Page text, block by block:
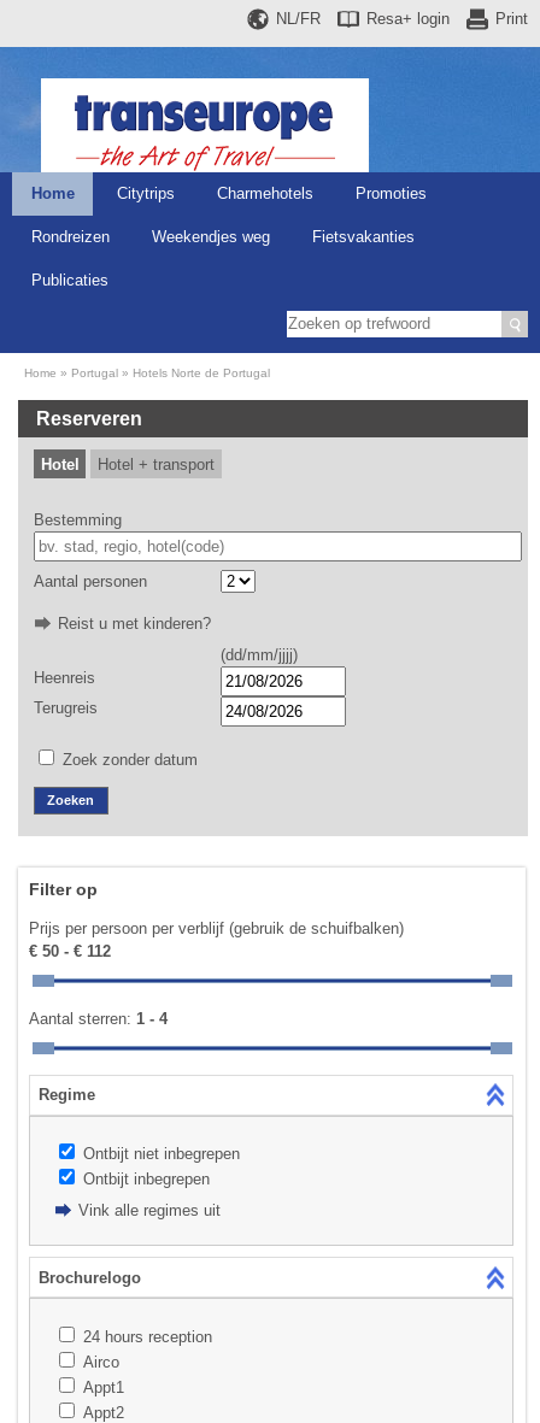
Print
Resa+ login
NL/FR
Home Citytrips Charmehotels Promoties
Rondreizen Weekendjes weg Fietsvakanties
Publicaties
Home Portugal Hotels Norte de Portugal
Reserveren
Hotel Hotel + transport
Bestemming
Aantal personen
Reist u met kinderen?
(dd/mm/jjjj)
Heenreis
Terugreis
Zoek zonder datum
Filter op
Prijs per persoon per verblijf (gebruik de schuifbalken)
€ 50 - € 112
Aantal sterren: 1 - 4
Regime
Ontbijt niet inbegrepen
Ontbijt inbegrepen
Vink alle regimes uit
Brochurelogo
24 hours reception
Airco
Appt1
Appt2